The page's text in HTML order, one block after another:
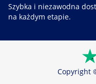
Szybka i niezawodna
na każdym etapie.
Copyright